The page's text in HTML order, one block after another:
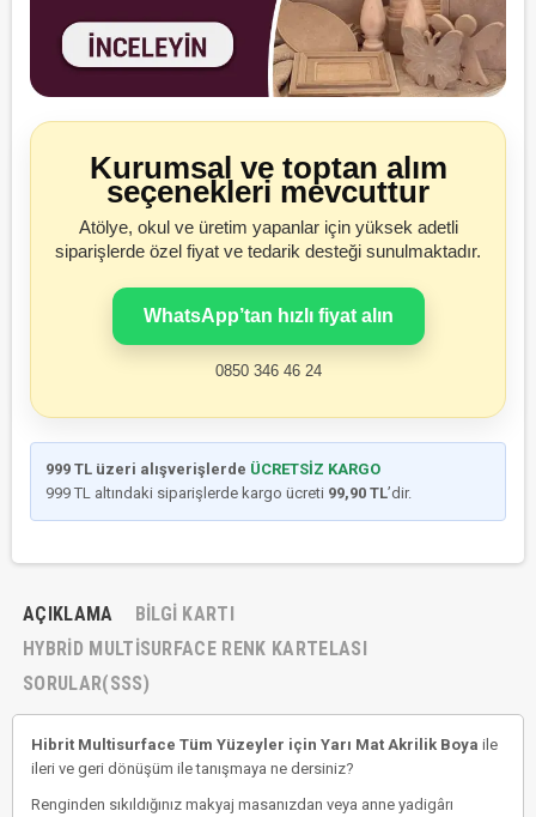
Kurumsal ve toptan alım
seçenekleri mevcuttur
Atölye, okul ve üretim yapanlar için yüksek adetli
siparişlerde özel fiyat ve tedarik desteği sunulmaktadır.
WhatsApp’tan hızlı fiyat alın
0850 346 46 24
999 TL üzeri alışverişlerde ÜCRETSİZ KARGO
999 TL altındaki siparişlerde kargo ücreti 99,90 TL’dir.
AÇIKLAMA
BILGI KARTI
HYBRID MULTISURFACE RENK KARTELASI
SORULAR(SSS)
Hibrit Multisurface Tüm Yüzeyler için Yarı Mat Akrilik Boya ile
ileri ve geri dönüşüm ile tanışmaya ne dersiniz?
Renginden sıkıldığınız makyaj masanızdan veya anne yadigârı